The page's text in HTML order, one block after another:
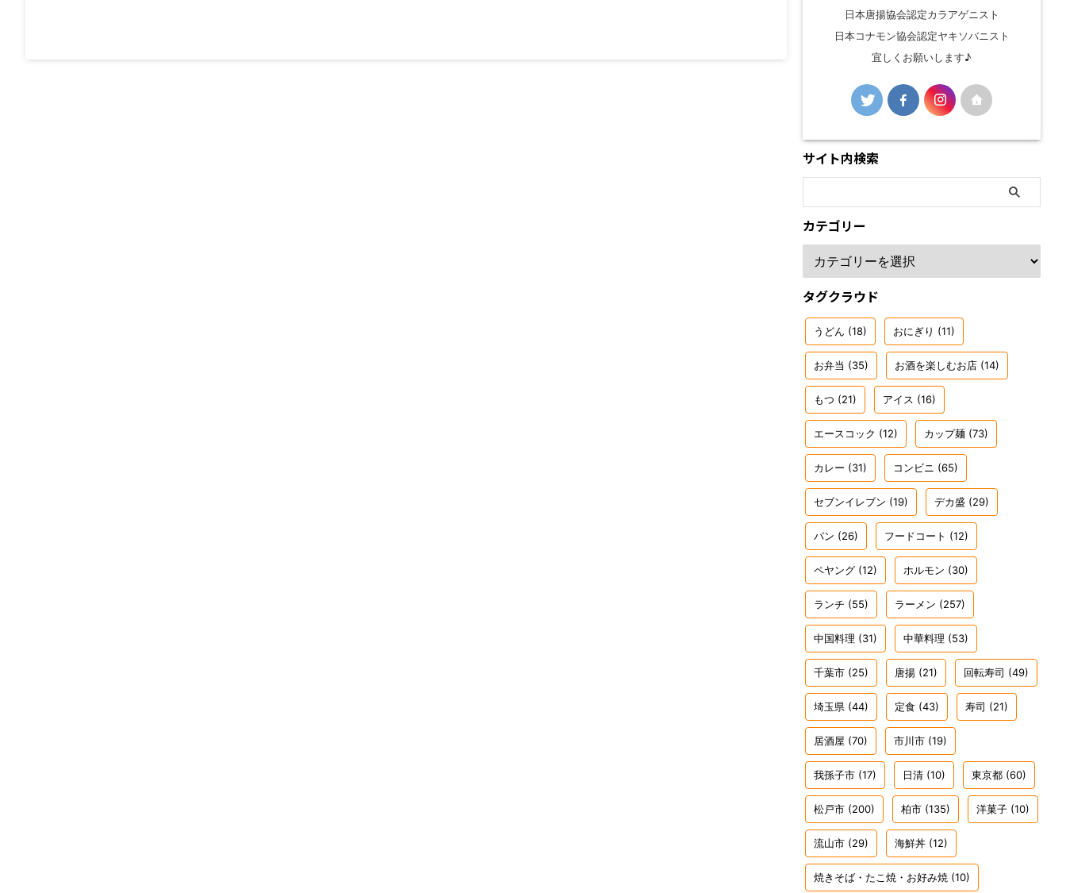
日本唐揚協会認定カラアゲニスト
日本コナモン協会認定ヤキソバニスト
宜しくお願いします♪
サイト内検索
カテゴリー
タグクラウド
うどん (18) おにぎり (11)
お弁当 (35) お酒を楽しむお店 (14)
もつ (21) アイス (16)
エースコック (12) カップ麺 (73)
カレー (31) コンビニ (65)
セブンイレブン (19) デカ盛 (29)
パン (26) フードコート (12)
ペヤング (12) ホルモン (30)
ランチ (55) ラーメン (257)
中国料理 (31) 中華料理 (53)
千葉市 (25) 唐揚 (21) 回転寿司 (49)
埼玉県 (44) 定食 (43) 寿司 (21)
居酒屋 (70) 市川市 (19)
我孫子市 (17) 日清 (10) 東京都 (60)
松戸市 (200) 柏市 (135) 洋菓子 (10)
流山市 (29) 海鮮丼 (12)
焼きそば・たこ焼・お好み焼 (10)